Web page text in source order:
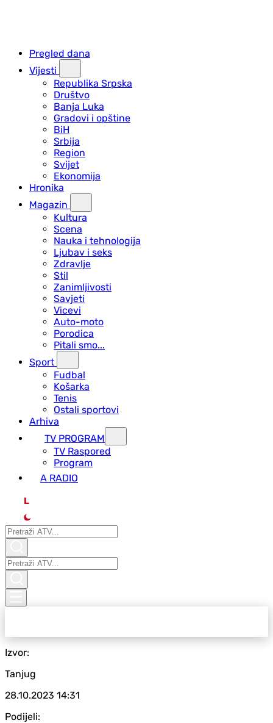
Pregled dana
Vijesti
Republika Srpska
Društvo
Banja Luka
Gradovi i opštine
BiH
Srbija
Region
Svijet
Ekonomija
Hronika
Magazin
Kultura
Scena
Nauka i tehnologija
Ljubav i seks
Zdravlje
Stil
Zanimljivosti
Savjeti
Vicevi
Auto-moto
Porodica
Pitali smo...
Sport
Fudbal
Košarka
Tenis
Ostali sportovi
Arhiva
TV PROGRAM
ТV Raspored
Program
A RADIO
L
Izvor:
Tanjug
28.10.2023 14:31
Podijeli: